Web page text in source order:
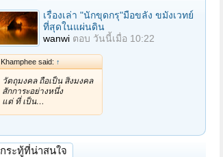
เรื่องเล่า "นักขุดกรุ"มือขลัง ขมังเวทย์
ที่สุดในแผ่นดิน
wanwi ตอบ วันนี้เมื่อ 10:22
Khamphee said: ↑
วัตถุมงคล ถือเป็น สิ่งมงคล
สักการะอย่างหนึ่ง
แต่ ที่ เป็น…
กระทู้ที่น่าสนใจ